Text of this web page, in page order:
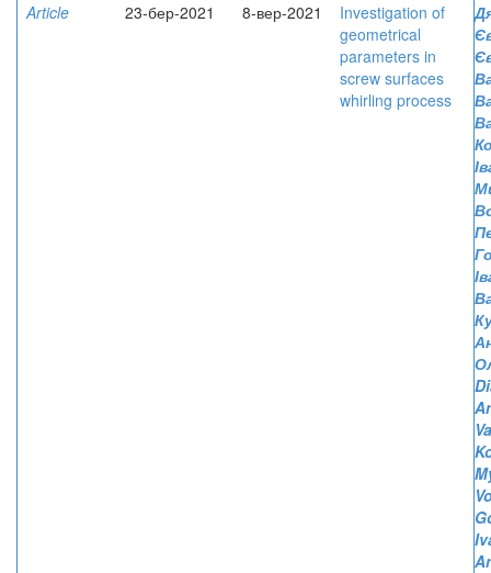
Article
23-бер-2021 8-вер-2021
Investigation of
geometrical
parameters in
screw surfaces
whirling process